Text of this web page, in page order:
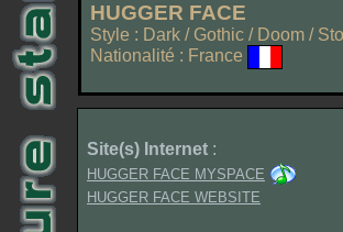
HUGGER FACE
Style : Dark / Gothic / Doom /
Nationalité : France
Site(s) Internet :
HUGGER FACE MYSPACE
HUGGER FACE WEBSITE